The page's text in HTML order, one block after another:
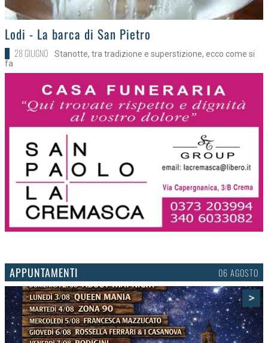
>Lodi - La barca di San Pietro
28 GIUGNO
Stanotte, tra tradizione e superstizione, ecco come si
fa
APPUNTAMENTI 03 AGOSTO
>